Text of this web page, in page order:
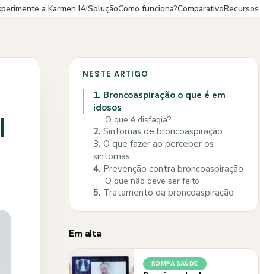
a Karmen IA!SoluçãoComo funciona?ComparativoRecursos
NESTE ARTIGO
1. Broncoaspiração o que é em
idosos
O que é disfagia?
2. Sintomas de broncoaspiração
3. O que fazer ao perceber os
sintomas
4. Prevenção contra broncoaspiração
O que não deve ser feito
5. Tratamento da broncoaspiração
Em alta
KOMPA SAÚDE